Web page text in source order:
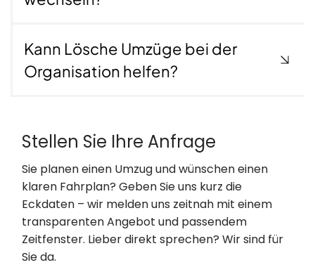
richtige Formular zu bekommen, unterstützen beim
Wechsel der Kasse und erinnern an Fristen – damit
das Studium reibungslos starten kann.
für Studenten
Ein Umzug ist für Studierende oft eine echte
Herausforderung.Wir helfen beim Tragen, beraten
zu Formularen und bieten individuelle
Unterstützung für alle Fälle – vom klassischen
Studentenumzug bis zu Sonderfällen wie
Pflegekasse Umzug.
Kann Lösche Umzüge bei der
Organisation helfen?
Stellen Sie Ihre Anfrage
Sie planen einen Umzug und wünschen einen
klaren Fahrplan? Geben Sie uns kurz die
Eckdaten – wir melden uns zeitnah mit einem
transparenten Angebot und passendem
Zeitfenster. Lieber direkt sprechen? Wir sind für
Sie da.